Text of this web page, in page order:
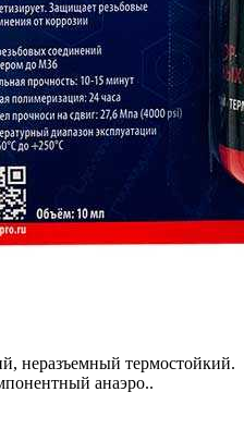
неразъемный термостойкий.
анаэро..